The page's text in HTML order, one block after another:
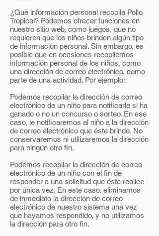
¿Qué información personal recopila Pollo
Tropical? Podemos ofrecer funciones en
nuestro sitio web, como juegos, que no
requieren que los niños brinden algún tipo
de información personal. Sin embargo, es
posible que en ocasiones recopilemos
información personal de los niños, como
una dirección de correo electrónico, como
parte de una actividad. Por ejemplo:
Podemos recopilar la dirección de correo
electrónico de un niño para notificarle si ha
ganado o no un concurso o sorteo. En ese
caso, le notificaremos al niño a la dirección
de correo electrónico que éste brinde. No
conservaremos ni utilizaremos la dirección
para ningún otro fin.
Podemos recopilar la dirección de correo
electrónico de un niño con el fin de
responder a una solicitud que éste realice
por única vez. En este caso, eliminamos
de inmediato la dirección de correo
electrónico de nuestro sistema una vez
que hayamos respondido, y no utilizamos
la dirección para otro fin.